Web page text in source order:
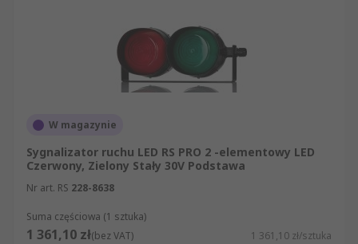
W magazynie
Sygnalizator ruchu LED RS PRO 2 -elementowy LED
Czerwony, Zielony Stały 30V Podstawa
Nr art. RS 228-8638
Suma częściowa (1 sztuka)
1 361,10 zł(bez VAT) 1 361,10 zł/sztuka